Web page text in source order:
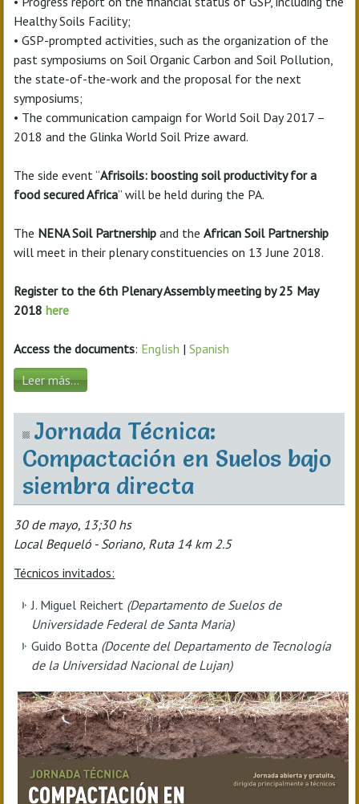
Healthy Soils Facility;
• GSP-prompted activities, such as the organization of the
past symposiums on Soil Organic Carbon and Soil Pollution,
the state-of-the-work and the proposal for the next
symposiums;
• The communication campaign for World Soil Day 2017 –
2018 and the Glinka World Soil Prize award.
The side event “Afrisoils: boosting soil productivity for a
food secured Africa” will be held during the PA.
The NENA Soil Partnership and theAfrican Soil Partnership
will meet in their plenary constituencies on 13 June 2018.
Register to the 6th Plenary Assembly meeting by 25 May
2018here
Access the documents: English |Spanish
Leer más...
Jornada Técnica:
Compactación en Suelos bajo
siembra directa
30 de mayo, 13;30 hs
Local Bequeló - Soriano, Ruta 14 km 2.5
Técnicos invitados:
J. Miguel Reichert (Departamento de Suelos de
Universidade Federal de Santa Maria)
Guido Botta (Docente del Departamento de Tecnología
de la Universidad Nacional de Lujan)